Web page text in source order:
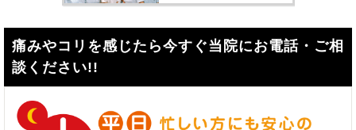
痛みやコリを感じたら今すぐ当院にお電話・ご相
談ください!!